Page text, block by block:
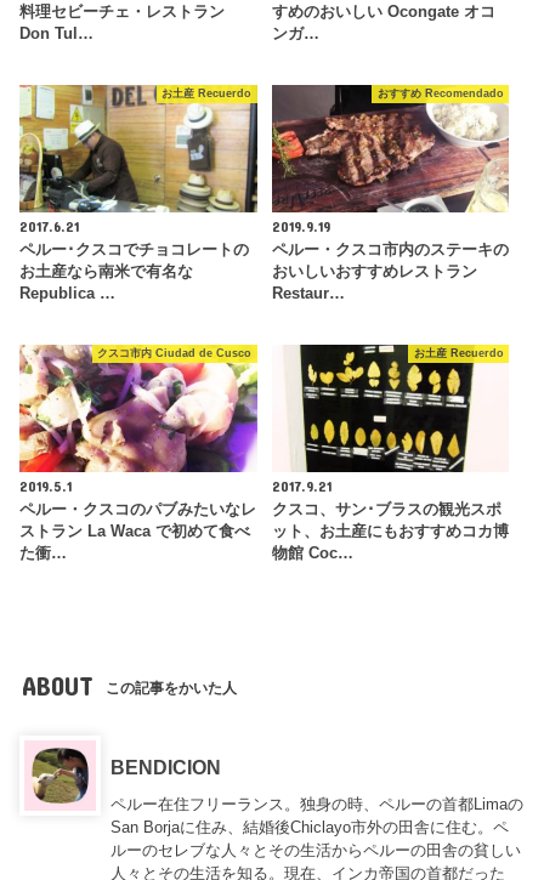
料理セビーチェ・レストラン
Don Tul…
すめのおいしい Ocongate オコ
ンガ…
お土産 Recuerdo
2017.6.21
ペルー･クスコでチョコレートの
お土産なら南米で有名な
Republica …
おすすめ Recomendado
2019.9.19
ペルー・クスコ市内のステーキの
おいしいおすすめレストラン
Restaur…
クスコ市内 Ciudad de Cusco
2019.5.1
ペルー・クスコのパブみたいなレ
ストラン La Waca で初めて食べ
た衝…
お土産 Recuerdo
2017.9.21
クスコ、サン･ブラスの観光スポ
ット、お土産にもおすすめコカ博
物館 Coc…
ABOUT この記事をかいた人
BENDICION
ペルー在住フリーランス。独身の時、ペルーの首都Limaの
San Borjaに住み、結婚後Chiclayo市外の田舎に住む。ペ
ルーのセレブな人々とその生活からペルーの田舎の貧しい
人々とその生活を知る。現在、インカ帝国の首都だった